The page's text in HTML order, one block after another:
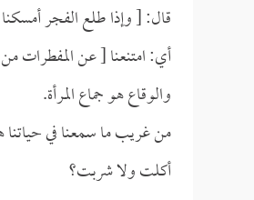
قال: [ وإذا طلع الفجر
أي: امتنعنا [ عن
والوقاع هو جماع المرأة.
من غريب ما سمعنا في
أكلت ولا شربت؟